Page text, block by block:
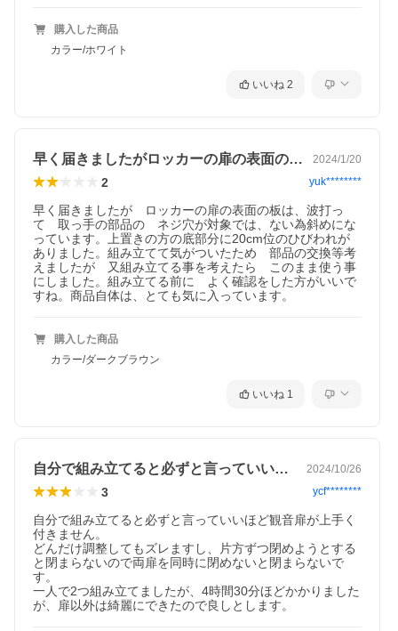
購入した商品
カラー/ホワイト
いいね 2
早く届きましたがロッカーの扉の表面の板… 2024/1/20
2 yuk********
早く届きましたが　ロッカーの扉の表面の板は、波打っ
て　取っ手の部品の　ネジ穴が対象では、ない為斜めにな
っています。上置きの方の底部分に20cm位のひびわれが
ありました。組み立てて気がついたため　部品の交換等考
えましたが　又組み立てる事を考えたら　このまま使う事
にしました。組み立てる前に　よく確認をした方がいいで
すね。商品自体は、とても気に入っています。
購入した商品
カラー/ダークブラウン
いいね 1
自分で組み立てると必ずと言っていいほど… 2024/10/26
3 ycf********
自分で組み立てると必ずと言っていいほど観音扉が上手く
付きません。
どんだけ調整してもズレますし、片方ずつ閉めようとする
と閉まらないので両扉を同時に閉めないと閉まらないで
す。
一人で2つ組み立てましたが、4時間30分ほどかかりました
が、扉以外は綺麗にできたので良しとします。